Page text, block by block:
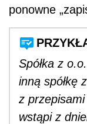
ponowne
Spółka z
inną spółkę
z
wstąpi z